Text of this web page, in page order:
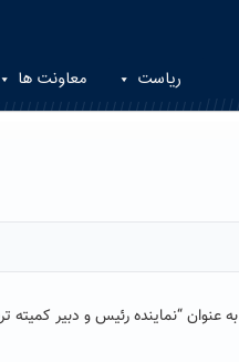
ریاست معاونت ها
“نماینده رئیس و دبیر کمیته